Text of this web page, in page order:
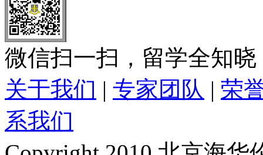
微信扫一扫，留学全知晓
关于我们 | 专家团队 | 荣
系我们